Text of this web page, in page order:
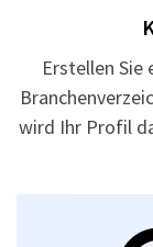
Erstellen Sie
wird Ihr Profil